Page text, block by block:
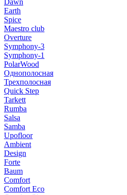
Dawn
Earth
Spice
Maestro club
Overture
Symphony-3
Symphony-1
PolarWood
Однополосная
Трехполосная
Quick Step
Tarkett
Rumba
Salsa
Samba
Upofloor
Ambient
Design
Forte
Baum
Comfort
Comfort Eco